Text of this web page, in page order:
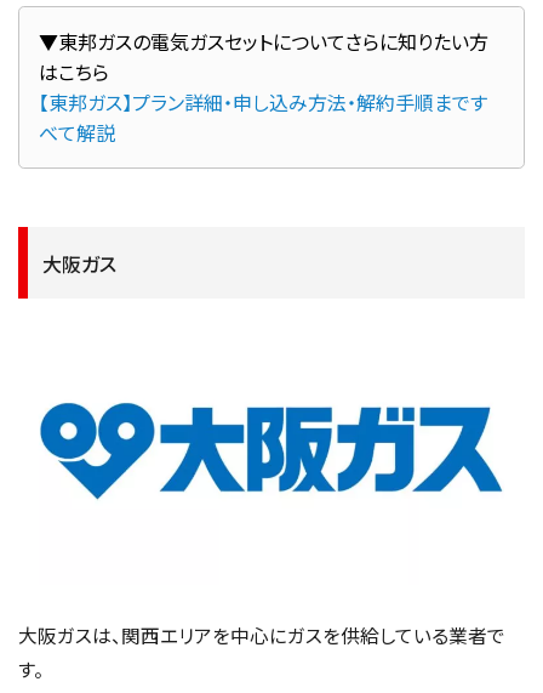
▼東邦ガスの電気ガスセットについてさらに知りたい方
【東邦ガス】プラン詳細・申し込み方法・解約手順まです
べて解説
大阪ガス
大阪ガスは、関西エリアを中心にガスを供給している業者で
す。